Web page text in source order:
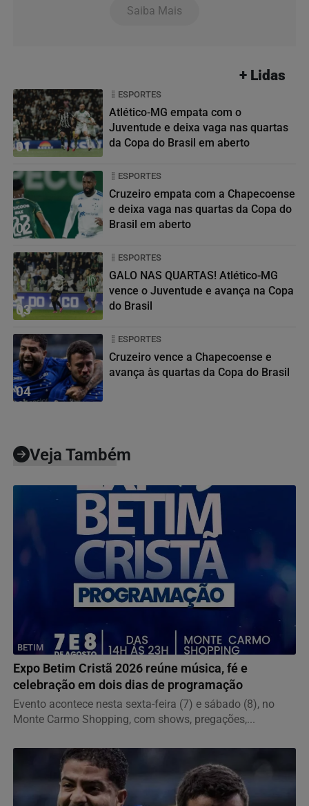
Saiba Mais
+ Lidas
01
ESPORTES
Atlético-MG empata com o
Juventude e deixa vaga nas quartas
da Copa do Brasil em aberto
02
ESPORTES
Cruzeiro empata com a Chapecoense
e deixa vaga nas quartas da Copa do
Brasil em aberto
03
ESPORTES
GALO NAS QUARTAS! Atlético-MG
vence o Juventude e avança na Copa
do Brasil
04
ESPORTES
Cruzeiro vence a Chapecoense e
avança às quartas da Copa do Brasil
Veja Também
BETIM
Expo Betim Cristã 2026 reúne música, fé e
celebração em dois dias de programação
Evento acontece nesta sexta-feira (7) e sábado (8), no
Monte Carmo Shopping, com shows, pregações,...